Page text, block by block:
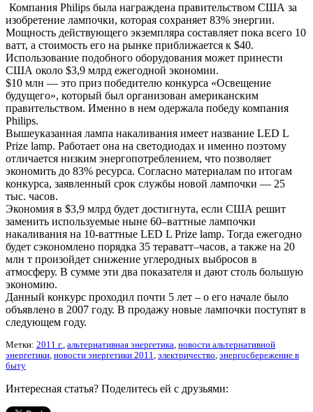
Компания Philips была награждена правительством США за
изобретение лампочки, которая сохраняет 83% энергии.
Мощность действующего экземпляра составляет пока всего 10
ватт, а стоимость его на рынке приближается к $40.
Использование подобного оборудования может принести
США около $3,9 млрд ежегодной экономии.
$10 млн — это приз победителю конкурса «Освещение
будущего», который был организован американским
правительством. Именно в нем одержала победу компания
Philips.
Вышеуказанная лампа накаливания имеет название LED L
Prize lamp. Работает она на светодиодах и именно поэтому
отличается низким энергопотреблением, что позволяет
экономить до 83% ресурса. Согласно материалам по итогам
конкурса, заявленный срок службы новой лампочки — 25
тыс. часов.
Экономия в $3,9 млрд будет достигнута, если США решит
заменить используемые ныне 60–ваттные лампочки
накаливания на 10-ваттные LED L Prize lamp. Тогда ежегодно
будет сэкономлено порядка 35 тераватт–часов, а также на 20
млн т произойдет снижение углеродных выбросов в
атмосферу. В сумме эти два показателя и дают столь большую
экономию.
Данный конкурс проходил почти 5 лет – о его начале было
объявлено в 2007 году. В продажу новые лампочки поступят в
следующем году.
Метки: 2011 г., альтернативная энергетика, новости альтернативной
энергетики, новости энергетики 2011, электричество, энергосбережение в
быту
Интересная статья? Поделитесь ей с друзьями: